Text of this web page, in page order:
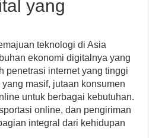
yang
teknologi di Asia
ekonomi digitalnya yang
penetrasi internet yang tinggi
masif, jutaan konsumen
untuk berbagai kebutuhan.
online, dan pengiriman
integral dari kehidupan